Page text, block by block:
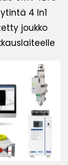
4 In1
joukko